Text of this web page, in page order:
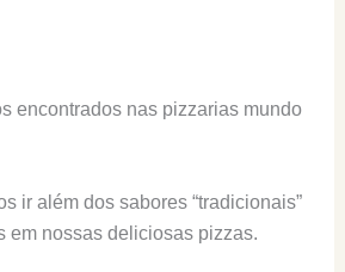
encontrados nas pizzarias mundo
ir além dos sabores “tradicionais”
em nossas deliciosas pizzas.